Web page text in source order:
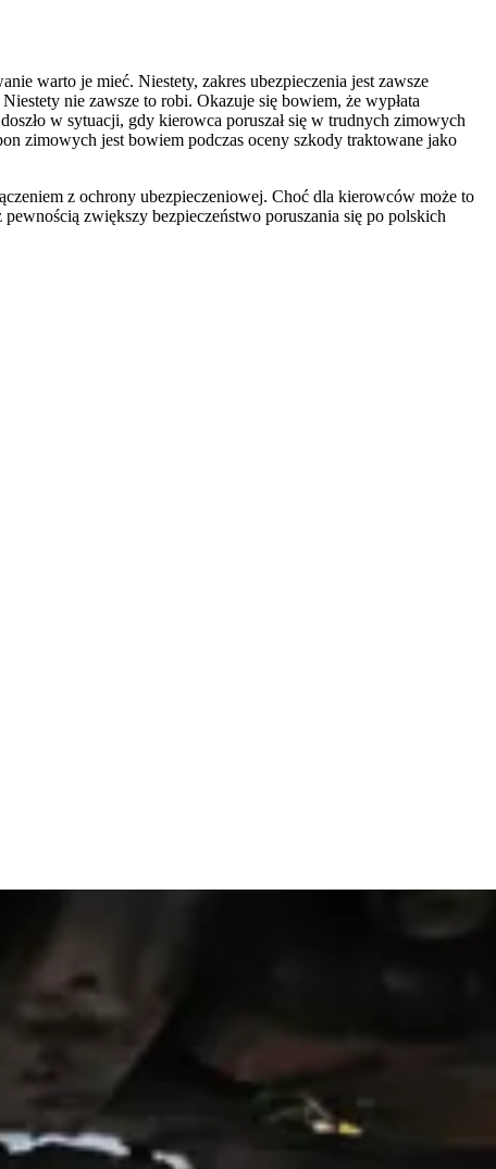
warto je mieć. Niestety, zakres ubezpieczenia jest zawsze
nie zawsze to robi. Okazuje się bowiem, że wypłata
w sytuacji, gdy kierowca poruszał się w trudnych zimowych
zimowych jest bowiem podczas oceny szkody traktowane jako
z ochrony ubezpieczeniowej. Choć dla kierowców może to
zwiększy bezpieczeństwo poruszania się po polskich